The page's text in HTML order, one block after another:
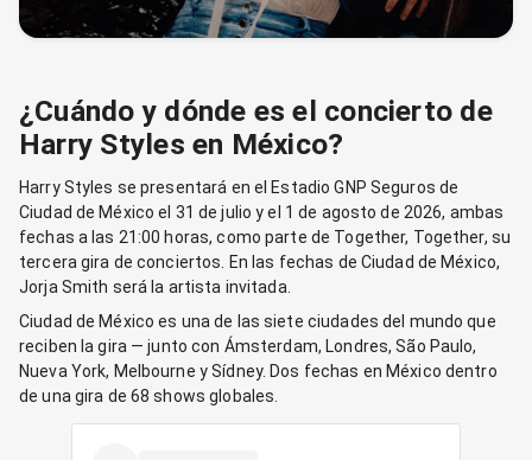
¿Cuándo y dónde es el concierto de
Harry Styles en México?
Harry Styles se presentará en el Estadio GNP Seguros de
Ciudad de México el 31 de julio y el 1 de agosto de 2026, ambas
fechas a las 21:00 horas, como parte de Together, Together, su
tercera gira de conciertos. En las fechas de Ciudad de México,
Jorja Smith será la artista invitada.
Ciudad de México es una de las siete ciudades del mundo que
reciben la gira — junto con Ámsterdam, Londres, São Paulo,
Nueva York, Melbourne y Sídney. Dos fechas en México dentro
de una gira de 68 shows globales.